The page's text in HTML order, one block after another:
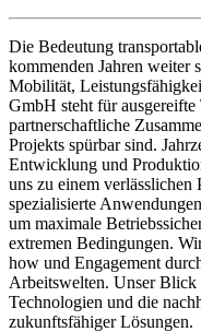
Die Bedeutung
kommenden Jahren weiter
Mobilität,
GmbH steht für
partnerschaftliche
Projekts spürbar sind.
Entwicklung und
uns zu einem verlässlichen
spezialisierte
um maximale
extremen Bedingungen.
how und Engagement
Arbeitswelten. Unser Blick
Technologien und die
zukunftsfähiger Lösungen.